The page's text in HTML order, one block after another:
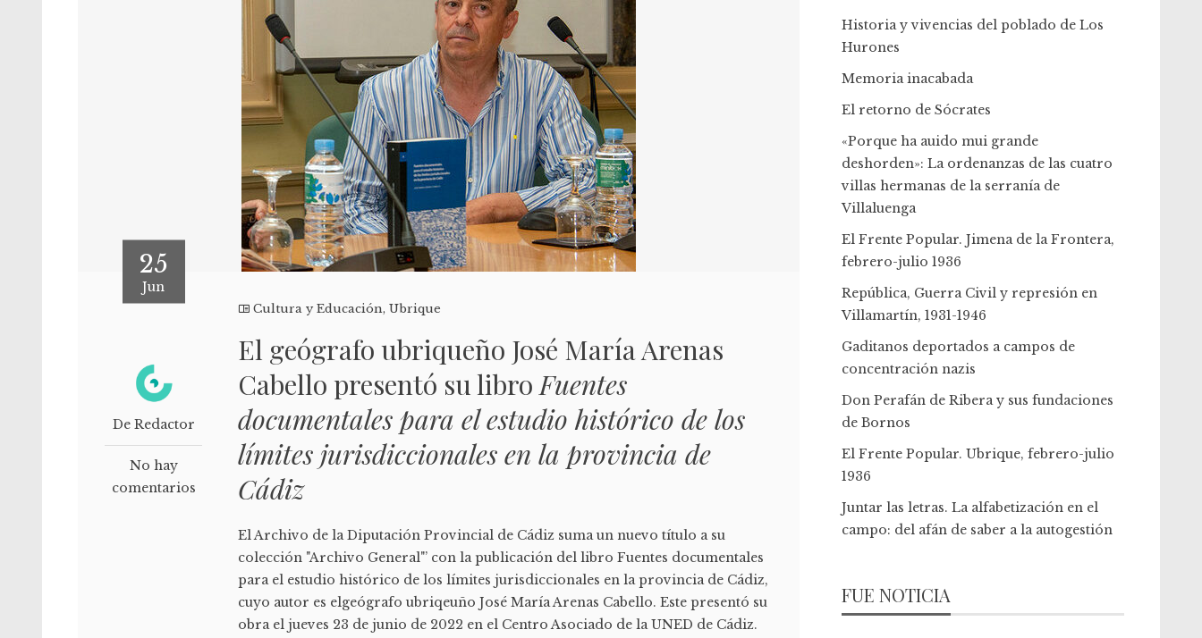
25
Jun
De Redactor
No hay
comentarios
Cultura y Educación,Ubrique
El geógrafo ubriqueño José María Arenas
Cabello presentó su libroFuentes
documentales para el estudio histórico de los
límites jurisdiccionales en la provincia de
Cádiz
El Archivo de la Diputación Provincial de Cádiz suma un nuevo título a su
colección "Archivo General"’ con la publicación del libro Fuentes documentales
para el estudio histórico de los límites jurisdiccionales en la provincia de Cádiz,
cuyo autor es elgeógrafo ubriqeuño José María Arenas Cabello. Este presentó su
obra el jueves 23 de junio de 2022 en el Centro Asociado de la UNED de Cádiz.
Historia y vivencias del poblado de Los
Hurones
Memoria inacabada
El retorno de Sócrates
«Porque ha auido mui grande
deshorden»: La ordenanzas de las cuatro
villas hermanas de la serranía de
Villaluenga
El Frente Popular. Jimena de la Frontera,
febrero-julio 1936
República, Guerra Civil y represión en
Villamartín, 1931-1946
Gaditanos deportados a campos de
concentración nazis
Don Perafán de Ribera y sus fundaciones
de Bornos
El Frente Popular. Ubrique, febrero-julio
1936
Juntar las letras. La alfabetización en el
campo: del afán de saber a la autogestión
FUE NOTICIA